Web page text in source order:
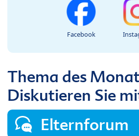
Facebook
Thema des
Diskutieren Sie
Elternforum